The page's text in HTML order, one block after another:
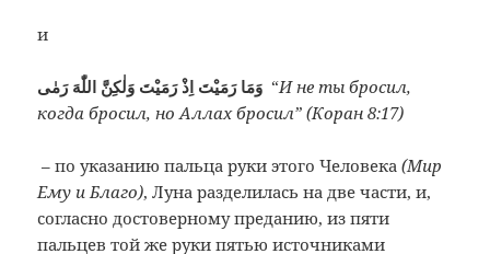
и
“И не ты бросил,
когда бросил, но Аллах бросил” (Коран 8:17)
– по указанию пальца руки этого Человека(Мир
Ему и Благо), Луна разделилась на две части, и,
согласно достоверному преданию, из пяти
пальцев той же руки пятью источниками